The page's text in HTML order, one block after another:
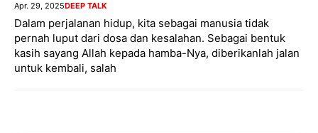
Apr. 29, 2025DEEP TALK
Dalam perjalanan hidup, kita sebagai manusia tidak
pernah luput dari dosa dan kesalahan. Sebagai bentuk
kasih sayang Allah kepada hamba-Nya, diberikanlah jalan
untuk kembali, salah